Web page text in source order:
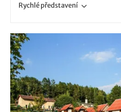
Rychlépředstavení